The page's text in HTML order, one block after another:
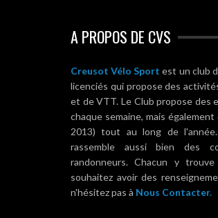
A PROPOS DE CVS
Creusot Vélo Sport est un club
licenciés qui propose des
et de VTT. Le Club propose des
chaque semaine, mais
2013) tout au long de l'année.
rassemble aussi bien des
randonneurs. Chacun y
souhaitez avoir des
n'hésitez pas à Nous Contacter.